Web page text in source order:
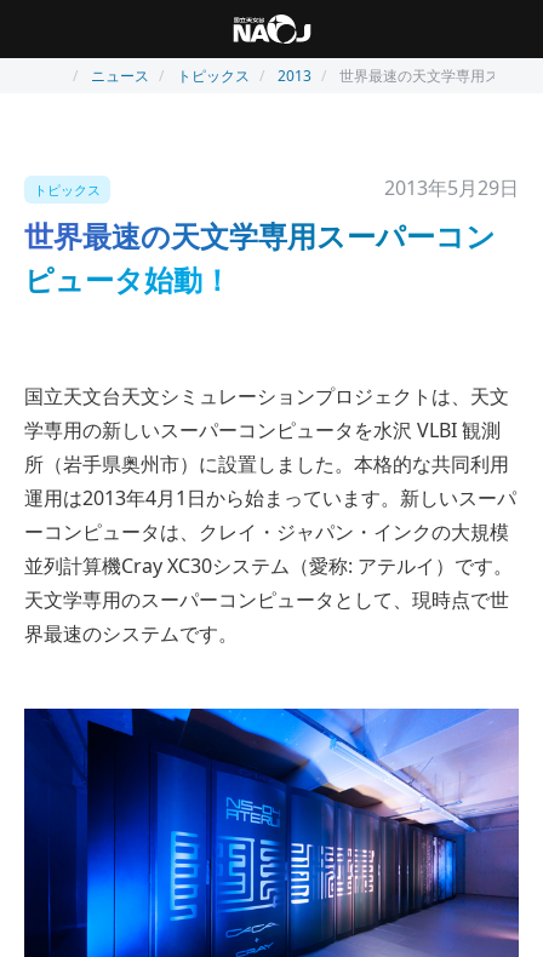
ニュース トピックス 2013 世界最速の天文学専用スーパ
トピックス 2013年5月29日
世界最速の天文学専用スーパーコン
ピュータ始動！
国立天文台天文シミュレーションプロジェクトは、天文
学専用の新しいスーパーコンピュータを水沢 VLBI 観測
所（岩手県奥州市）に設置しました。本格的な共同利用
運用は2013年4月1日から始まっています。新しいスーパ
ーコンピュータは、クレイ・ジャパン・インクの大規模
並列計算機Cray XC30システム（愛称: アテルイ）です。
天文学専用のスーパーコンピュータとして、現時点で世
界最速のシステムです。